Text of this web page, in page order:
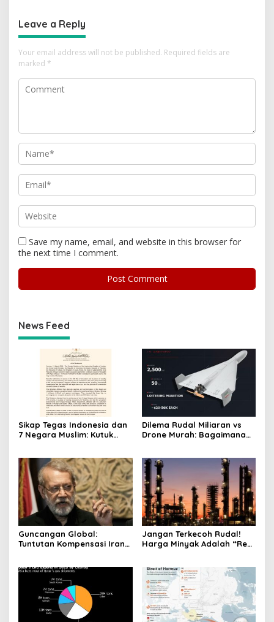
Leave a Reply
Your email address will not be published. Required fields are
marked *
Save my name, email, and website in this browser for
the next time I comment.
News Feed
Sikap Tegas Indonesia dan
7 Negara Muslim: Kutuk
Dilema Rudal Miliaran vs
Drone Murah: Bagaimana
Udara Dunia
Guncangan Global:
Tuntutan Kompensasi Iran
Jangan Terkecoh Rudal!
Harga Minyak Adalah “Rem
Israel vs Iran